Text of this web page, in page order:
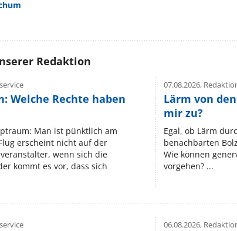
Redaktion
Welche Rechte haben
Man ist pünktlich am
erscheint nicht auf der
wenn sich die
kommt es vor, dass sich
07.08.2026,
Lärm von
mir zu?
Egal, ob Lärm
benachbarten
Wie können
vorgehen? ...
06.08.2026,